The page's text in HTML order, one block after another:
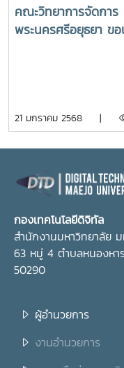
คณะวิทยาการจัดการ
พระนครศรีอยุธยา ข
อธิการบดี รองศาสต
21 มกราคม 2568 |
กองเทคโนโลยีดิจิทัล
สำนักงานมหาวิทยาลัย
63 หมู่ 4 ตำบลหนองหา
50290
ผู้อำนวยการ
งานอำนวยการ